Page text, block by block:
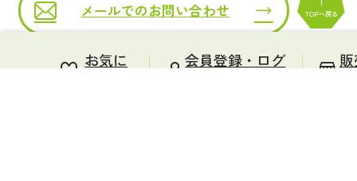
メールでのお問い合わせ
Copyright ® 2026 NANYO YAKUSO. All rights reserved.
TOPへ戻る
お気に
会員登録・ログ